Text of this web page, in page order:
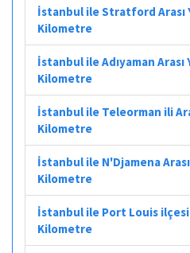
İstanbul ile Stratford Arası
Kilometre
İstanbul ile Adıyaman Arası
Kilometre
İstanbul ile Teleorman ili
Kilometre
İstanbul ile N'Djamena
Kilometre
İstanbul ile Port Louis ilçesi
Kilometre